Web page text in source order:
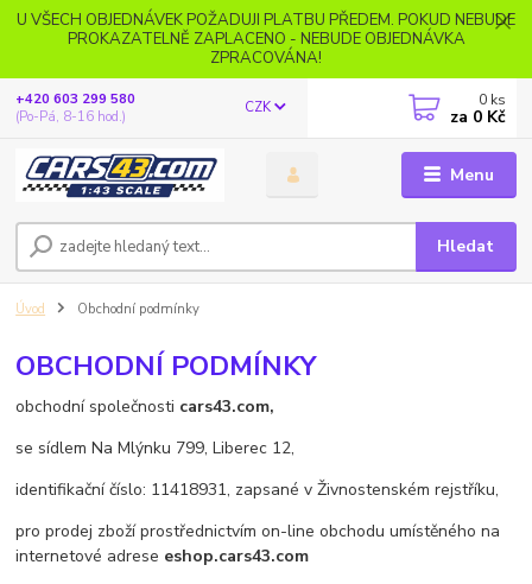
U VŠECH OBJEDNÁVEK POŽADUJI PLATBU PŘEDEM. POKUD NEBUDE
PROKAZATELNĚ ZAPLACENO - NEBUDE OBJEDNÁVKA
ZPRACOVÁNA!
Menu
CZK
Hledat
+420 603 299 580
(Po-Pá, 8-16 hod.)
0 ks
za 0 Kč
Úvod Obchodní podmínky
OBCHODNÍ PODMÍNKY
obchodní společnosti cars43.com,
se sídlem Na Mlýnku 799, Liberec 12,
identifikační číslo: 11418931, zapsané v Živnostenském rejstříku,
pro prodej zboží prostřednictvím on-line obchodu umístěného na
internetové adrese eshop.cars43.com